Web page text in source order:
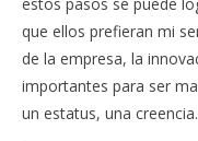
que ellos prefieran mi
de la empresa, la
importantes para ser
un estatus, una creencia.